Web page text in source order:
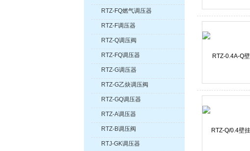
RTZ-FQ燃气调压器
RTZ-F调压器
RTZ-Q调压阀
RTZ-FQ调压器
RTZ-G调压器
RTZ-G乙炔调压阀
RTZ-GQ调压器
RTZ-A调压器
RTZ-B调压阀
RTJ-GK调压器